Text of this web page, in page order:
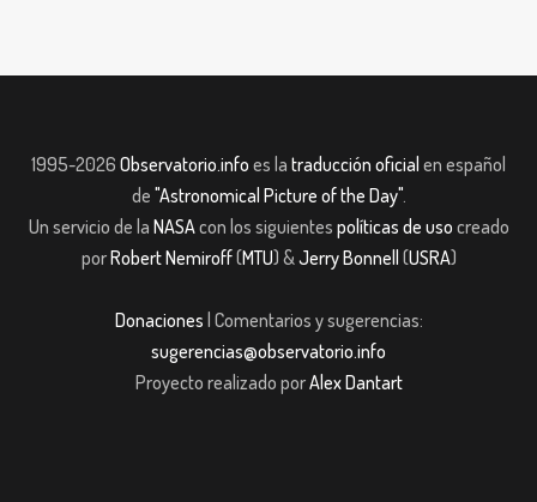
1995-2026 Observatorio.info es la traducción oficial en español
de "Astronomical Picture of the Day".
Un servicio de la NASAcon los siguientes políticas de uso creado
porRobert Nemiroff(MTU) &Jerry Bonnell (USRA)
Donaciones | Comentarios y sugerencias:
sugerencias@observatorio.info
Proyecto realizado porAlex Dantart